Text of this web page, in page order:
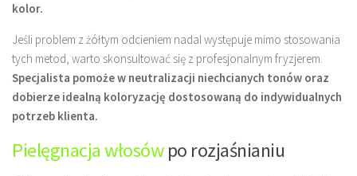
kolor.
Jeśli problem z żółtym odcieniem nadal występuje mimo stosowania
tych metod, warto skonsultować się z profesjonalnym fryzjerem.
Specjalista pomoże w neutralizacji niechcianych tonów oraz
dobierze idealną koloryzację dostosowaną do indywidualnych
potrzeb klienta.
Pielęgnacja włosówpo rozjaśnianiu